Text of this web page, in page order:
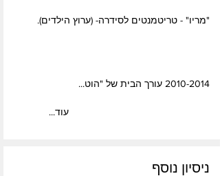
"מריו" - טריטמנטים לסידרה- (ערוץ הילדים).
2010-2014 עורך הבית של "הוט...
...עוד
ניסיון נוסף